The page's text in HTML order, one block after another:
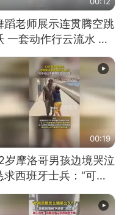
蹈老师展示连贯腾空跳
一套动作行云流水 节
感拉满 网友：怎么做
又舞又武的？
00:19
岁摩洛哥男孩边境哭泣
求西班牙士兵：“可不
以不要把我遣返回国”